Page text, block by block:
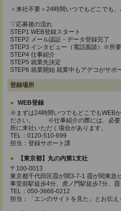
＜来社不要＞24時間いつでもどこでも
▽応募後の流れ
STEP1 WEB登録スタート
STEP2 メール認証・データ登録完了
STEP3 インタビュー（電話面談）※所要
STEP4 仕事紹介
STEP5 就業先決定
STEP6 就業開始 就業中もアデコがサポ
登録場所
WEB登録
※まずは24時間いつでもどこでもWEB
ださい。 ※仕事紹介の際には、必要
所に来社いただく場合があります。
TEL：0120-510-699
担当：登録サポート課
【東京都】丸の内第1支社
〒100-0013
東京都千代田区霞が関3-7-1 霞が関東
事堂前駅徒歩4分、虎ノ門駅徒歩7分、
TEL：050-3666-0212
担当：「エンのサイトを見た」とお伝え